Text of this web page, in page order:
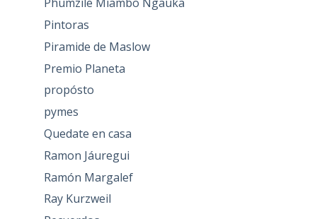
Pintoras
Piramide de Maslow
Premio Planeta
propósto
pymes
Quedate en casa
Ramon Jáuregui
Ramón Margalef
Ray Kurzweil